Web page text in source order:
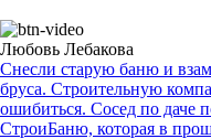
Любовь Лебакова
Снесли старую баню и
бруса. Строительную
ошибиться. Сосед по даче
СтроиБаню, которая в